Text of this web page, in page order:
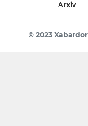
Arxiv
© 2023 Xabardor